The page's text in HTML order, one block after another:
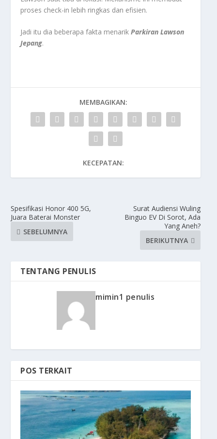
proses check-in lebih ringkas dan efisien.
Jadi itu dia beberapa fakta menarikParkiran Lawson
Jepang.
MEMBAGIKAN:
KECEPATAN:
Spesifikasi Honor 400 5G,
Juara Baterai Monster
SEBELUMNYA
Surat Audiensi Wuling
Binguo EV Di Sorot, Ada
Yang Aneh?
BERIKUTNYA
TENTANG PENULIS
mimin1 penulis
POS TERKAIT